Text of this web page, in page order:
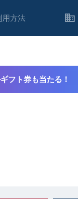
用方法
フト券も当たる！